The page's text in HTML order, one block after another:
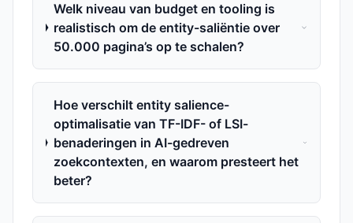
Welk niveau van budget en tooling is
realistisch om de entity-saliëntie over
50.000 pagina’s op te schalen?
Hoe verschilt entity salience-
optimalisatie van TF-IDF- of LSI-
benaderingen in AI-gedreven
zoekcontexten, en waarom presteert het
beter?